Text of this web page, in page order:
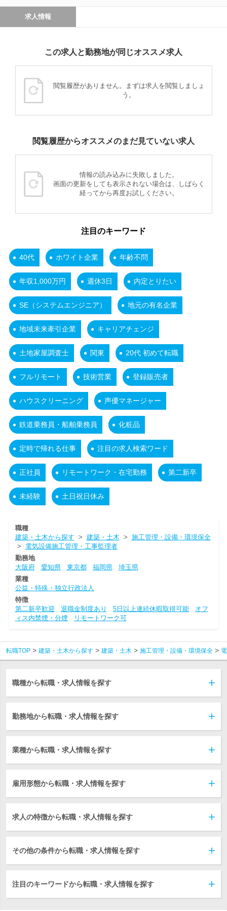
求人情報
この求人と勤務地が同じオススメ求人
閲覧履歴がありません。まずは求人を閲覧しましょ
う。
閲覧履歴からオススメのまだ見ていない求人
情報の読み込みに失敗しました。
画面の更新をしても表示されない場合は、しばらく
経ってから再度お試しください。
注目のキーワード
40代 ホワイト企業 年齢不問
年収1,000万円 週休3日 内定とりたい
SE（システムエンジニア） 地元の有名企業
地域未来牽引企業 キャリアチェンジ
土地家屋調査士 関東 20代 初めて転職
フルリモート 技術営業 登録販売者
ハウスクリーニング 声優マネージャー
鉄道乗務員・船舶乗務員 化粧品
定時で帰れる仕事 注目の求人検索ワード
正社員 リモートワーク・在宅勤務 第二新卒
未経験 土日祝日休み
職種
建築・土木から探す > 建築・土木 > 施工管理・設備・環境保全
> 電気設備施工管理・工事監理者
勤務地
大阪府
愛知県 東京都 福岡県
埼玉県
業種
公益・特殊・独立行政法人
特徴
第二新卒歓迎
退職金制度あり 5日以上連続休暇取得可能
オフ
ィス内禁煙・分煙
リモートワーク可
転職TOP 建築・土木から探す 建築・土木 施工管理・設備・環境保全
職種から転職・求人情報を探す
勤務地から転職・求人情報を探す
業種から転職・求人情報を探す
雇用形態から転職・求人情報を探す
求人の特徴から転職・求人情報を探す
その他の条件から転職・求人情報を探す
注目のキーワードから転職・求人情報を探す